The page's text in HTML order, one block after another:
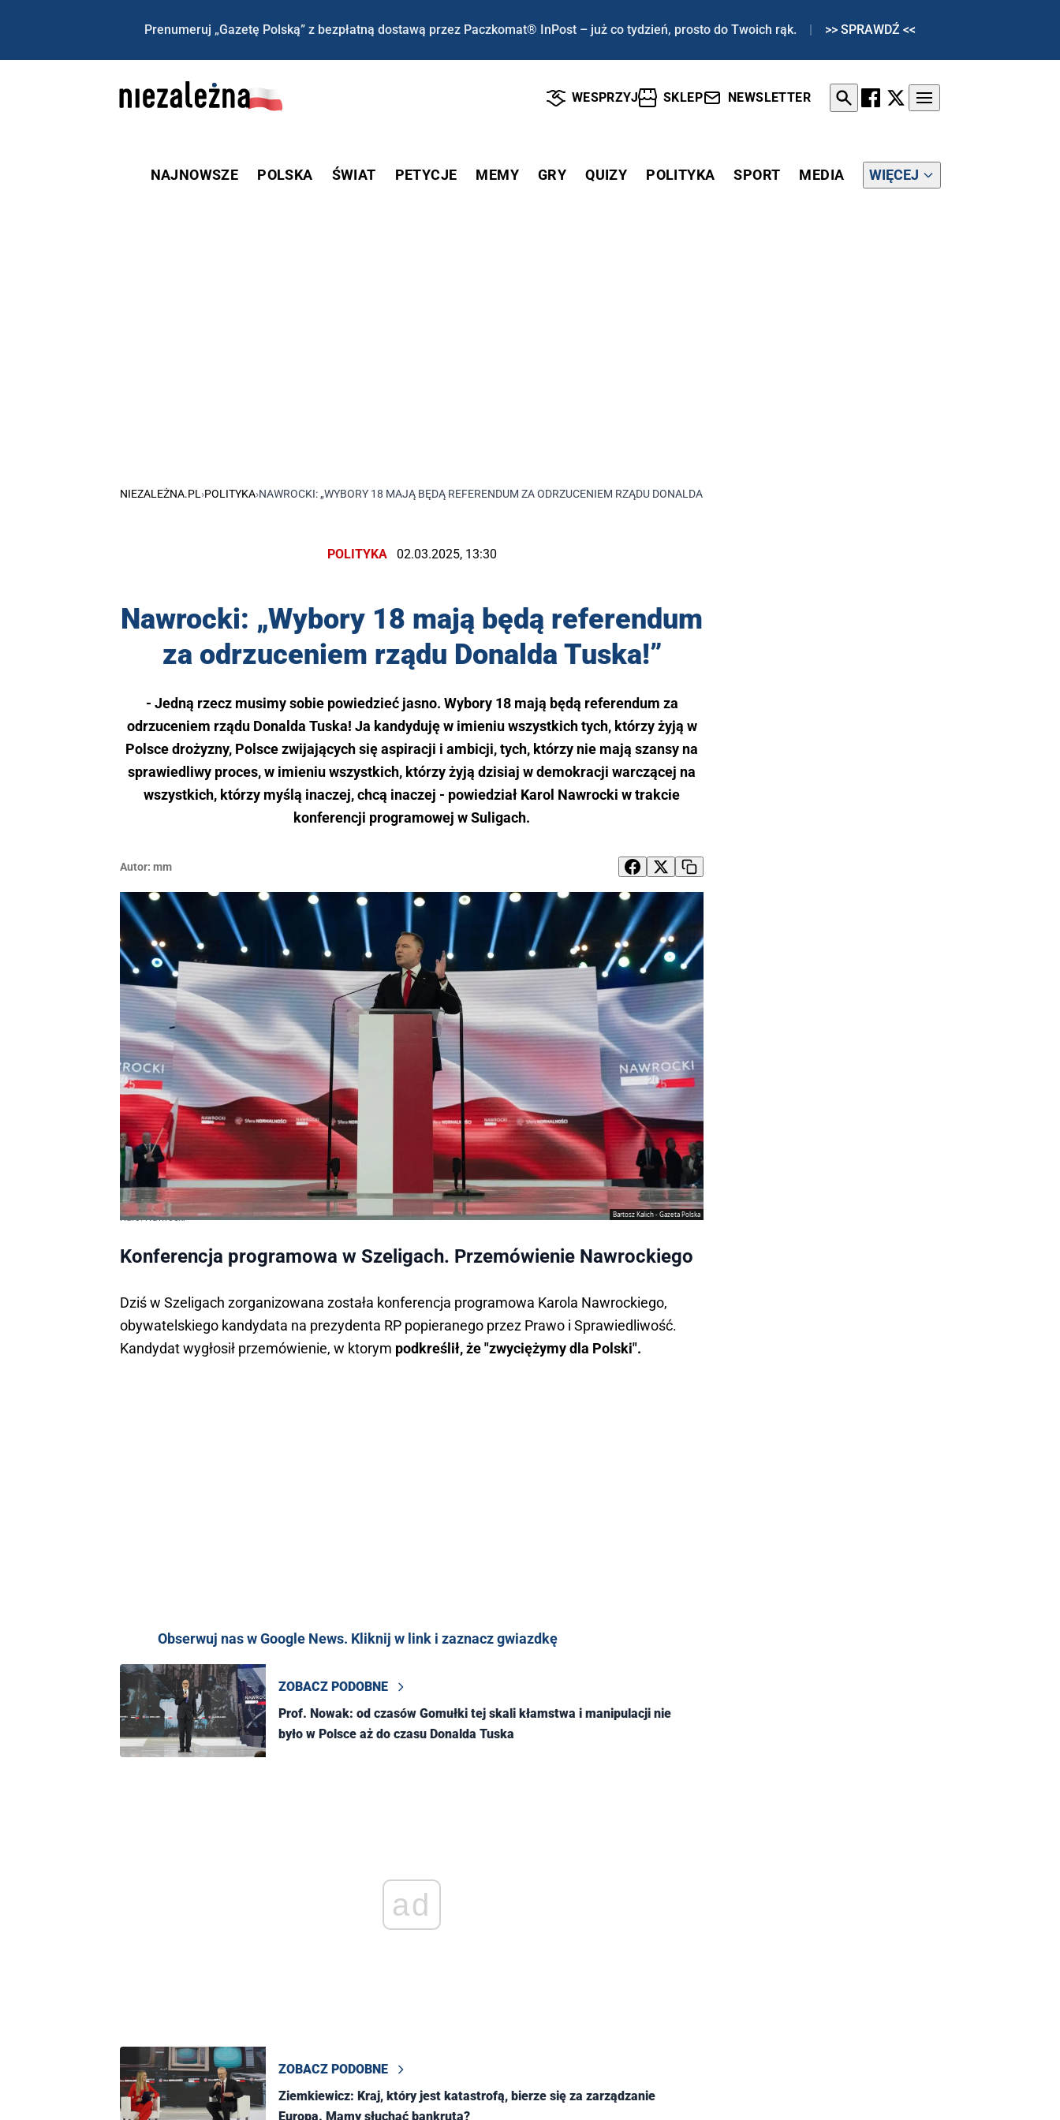
Prenumeruj „Gazetę Polską” z bezpłatną dostawą przez Paczkomat® InPost – już co tydzień, prosto do Twoich rąk. | >> SPRAWDŹ <<
WESPRZYJ SKLEP NEWSLETTER
NAJNOWSZE POLSKA ŚWIAT PETYCJE MEMY GRY QUIZY POLITYKA SPORT MEDIA WIĘCEJ
NIEZALEŻNA.PL ›POLITYKA›NAWROCKI: „WYBORY 18 MAJĄ BĘDĄ REFERENDUM ZA ODRZUCENIEM RZĄDU DONALDA TUSKA!”
POLITYKA 02.03.2025, 13:30
Nawrocki: „Wybory 18 mają będą referendum
za odrzuceniem rządu Donalda Tuska!”
- Jedną rzecz musimy sobie powiedzieć jasno. Wybory 18 mają będą referendum za
odrzuceniem rządu Donalda Tuska! Ja kandyduję w imieniu wszystkich tych, którzy żyją w
Polsce drożyzny, Polsce zwijających się aspiracji i ambicji, tych, którzy nie mają szansy na
sprawiedliwy proces, w imieniu wszystkich, którzy żyją dzisiaj w demokracji warczącej na
wszystkich, którzy myślą inaczej, chcą inaczej - powiedział Karol Nawrocki w trakcie
konferencji programowej w Suligach.
Autor: mm
Bartosz Kalich - Gazeta Polska
Karol Nawrocki
Konferencja programowa w Szeligach. Przemówienie Nawrockiego
Dziś w Szeligach zorganizowana została konferencja programowa Karola Nawrockiego,
obywatelskiego kandydata na prezydenta RP popieranego przez Prawo i Sprawiedliwość.
Kandydat wygłosił przemówienie, w ktorym podkreślił, że "zwyciężymy dla Polski".
Obserwuj nas w Google News. Kliknij w link i zaznacz gwiazdkę
ZOBACZ PODOBNE
Prof. Nowak: od czasów Gomułki tej skali kłamstwa i manipulacji nie
było w Polsce aż do czasu Donalda Tuska
ad
ZOBACZ PODOBNE
Ziemkiewicz: Kraj, który jest katastrofą, bierze się za zarządzanie
Europą. Mamy słuchać bankruta?